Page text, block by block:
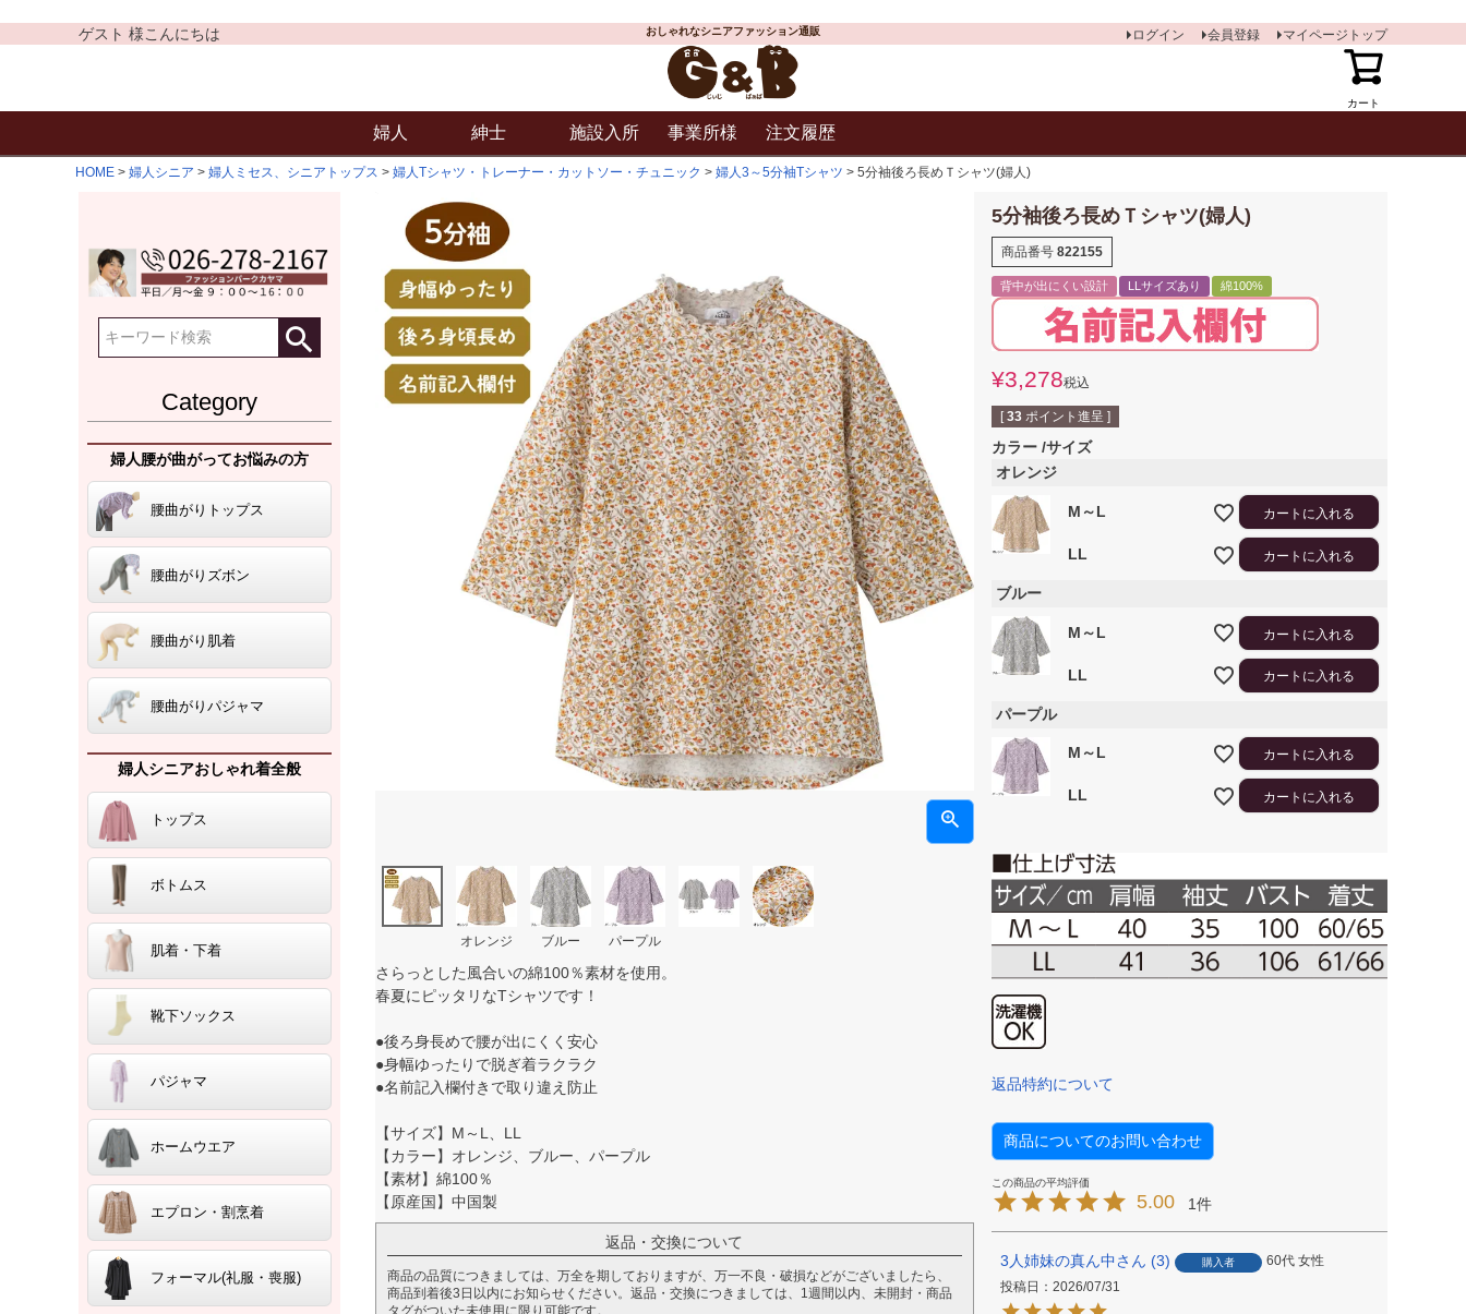
ゲスト 様こんにちは おしゃれなシニアファッション通販
カート
ログイン 会員登録 マイページトップ
婦人 紳士 施設入所 事業所様 注文履歴
HOME 婦人シニア 婦人ミセス、シニアトップス 婦人Tシャツ・トレーナー・カットソー・チュニック 婦人3～5分袖Tシャツ 5分袖後ろ長めＴシャツ(婦人)
Category
婦人腰が曲がってお悩みの方
腰曲がりトップス
腰曲がりズボン
腰曲がり肌着
腰曲がりパジャマ
婦人シニアおしゃれ着全般
トップス
ボトムス
肌着・下着
靴下ソックス
パジャマ
ホームウエア
エプロン・割烹着
フォーマル(礼服・喪服)
オレンジ ブルー パープル
さらっとした風合いの綿100％素材を使用。
春夏にピッタリなTシャツです！
●後ろ身長めで腰が出にくく安心
●身幅ゆったりで脱ぎ着ラクラク
●名前記入欄付きで取り違え防止
【サイズ】M～L、LL
【カラー】オレンジ、ブルー、パープル
【素材】綿100％
【原産国】中国製
返品・交換について
商品の品質につきましては、万全を期しておりますが、万一不良・破損などがございましたら、
商品到着後3日以内にお知らせください。返品・交換につきましては、1週間以内、未開封・商品
タグがついた未使用に限り可能です。
5分袖後ろ長めＴシャツ(婦人)
商品番号 822155
背中が出にくい設計 LLサイズあり 綿100%
¥3,278税込
[ 33 ポイント進呈 ]
カラー サイズ
オレンジ
M～L カートに入れる
LL カートに入れる
ブルー
M～L カートに入れる
LL カートに入れる
パープル
M～L カートに入れる
LL カートに入れる
返品特約について
商品についてのお問い合わせ
5.00 1
3人姉妹の真ん中 3 購入者 60代 女性
投稿日
2026/07/31